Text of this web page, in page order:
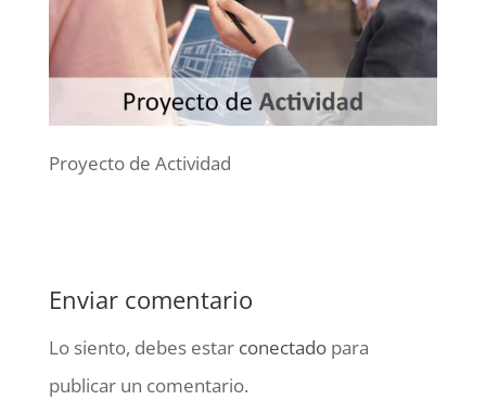
Proyecto de Actividad
Enviar comentario
Lo siento, debes estar conectadopara
publicar un comentario.